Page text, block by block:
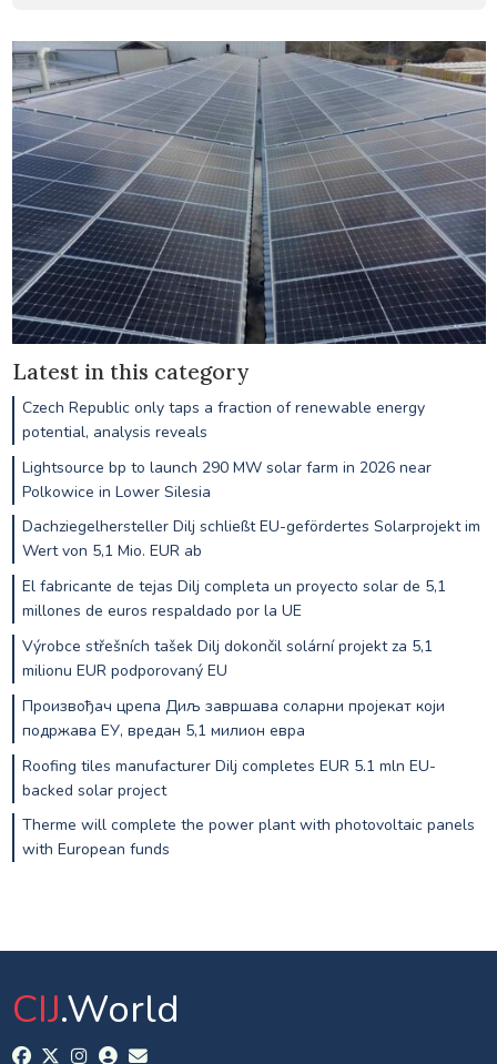
Latest in this category
Czech Republic only taps a fraction of renewable energy
potential, analysis reveals
Lightsource bp to launch 290 MW solar farm in 2026 near
Polkowice in Lower Silesia
Dachziegelhersteller Dilj schließt EU-gefördertes Solarprojekt im
Wert von 5,1 Mio. EUR ab
El fabricante de tejas Dilj completa un proyecto solar de 5,1
millones de euros respaldado por la UE
Výrobce střešních tašek Dilj dokončil solární projekt za 5,1
milionu EUR podporovaný EU
Произвођач црепа Диљ завршава соларни пројекат који
подржава ЕУ, вредан 5,1 милион евра
Roofing tiles manufacturer Dilj completes EUR 5.1 mln EU-
backed solar project
Therme will complete the power plant with photovoltaic panels
with European funds
CIJ.World